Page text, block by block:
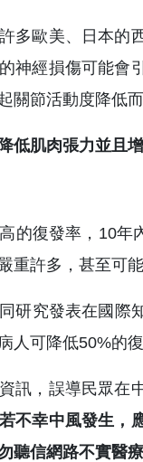
多歐美、日本的
神經損傷可能會
關節活動度降低
低肌肉張力並且
的復發率，10
重許多，甚至可
研究發表在國際
人可降低50%的
訊，誤導民眾在
若不幸中風發生，
聽信網路不實醫